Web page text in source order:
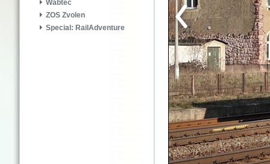
Wabtec
ZOS Zvolen
Special: RailAdventure